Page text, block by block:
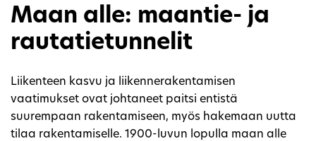
Maan alle: maantie- ja
rautatietunnelit
Liikenteen kasvu ja liikennerakentamisen
vaatimukset ovat johtaneet paitsi entistä
suurempaan rakentamiseen, myös hakemaan uutta
tilaa rakentamiselle. 1900-luvun lopulla maan alle